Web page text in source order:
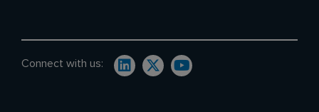
Connect with us: